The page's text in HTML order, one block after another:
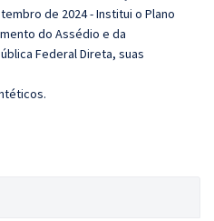
de 2024 - Institui o Plano
do Assédio e da
Federal Direta, suas